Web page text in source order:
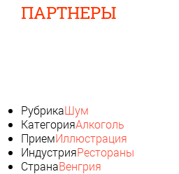
ПАРТНЕРЫ
РубрикаШум
КатегорияАлкоголь
ПриемИллюстрация
ИндустрияРестораны
СтранаВенгрия